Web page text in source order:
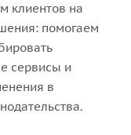
клиентов на
помогаем
сервисы и
в